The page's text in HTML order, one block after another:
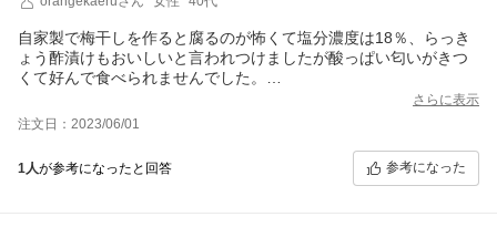
自家製で梅干しを作ると腐るのが怖くて塩分濃度は18％、らっき
ょう酢漬けもおいしいと言われつけましたが酸っぱい匂いがきつ
くて好んで食べられませんでした。
そのままも食べられるし、干すと梅干しのようにも食べられま
さらに表示
注文日：2023/06/01
1人が参考になったと回答 参考になった